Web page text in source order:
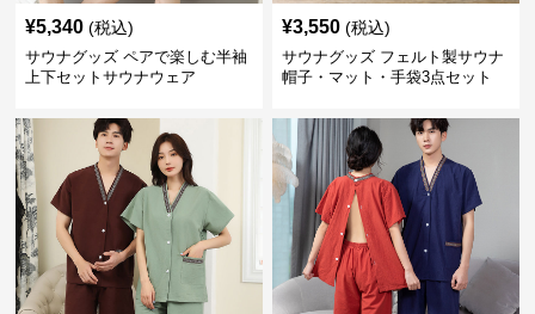
¥5,340 (税込)
サウナグッズ ペアで楽しむ半袖
上下セットサウナウェア
¥3,550 (税込)
サウナグッズ フェルト製サウナ
帽子・マット・手袋3点セット